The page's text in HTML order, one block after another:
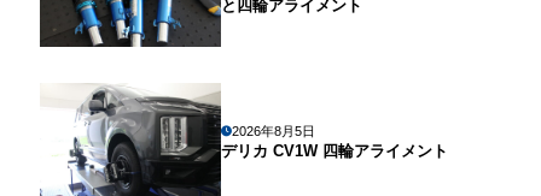
と四輪アライメント
2026年8月5日
デリカ CV1W 四輪アライメント